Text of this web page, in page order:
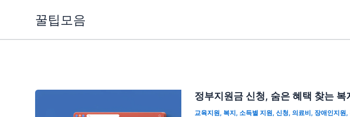
꿀팁모음
정부지원금 신청, 숨은 혜택 찾는 복
교육지원, 복지, 소득별 지원, 신청, 의료비, 장애인지원,